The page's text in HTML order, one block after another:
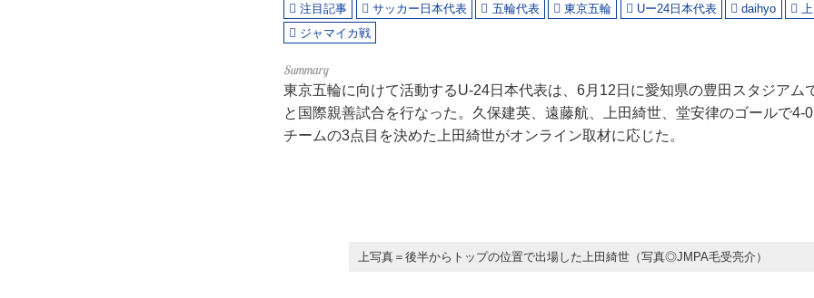
注目記事 サッカー日本代表 五輪代表 東京五輪 Uー24日本代表 daihyo
ジャマイカ戦
東京五輪に向けて活動するU-24日本代表は、6月12日に愛知県の豊田スタジアム
と国際親善試合を行なった。久保建英、遠藤航、上田綺世、堂安律のゴールで4-0
チームの3点目を決めた上田綺世がオンライン取材に応じた。
上写真＝後半からトップの位置で出場した上田綺世（写真◎JMPA毛受亮介）